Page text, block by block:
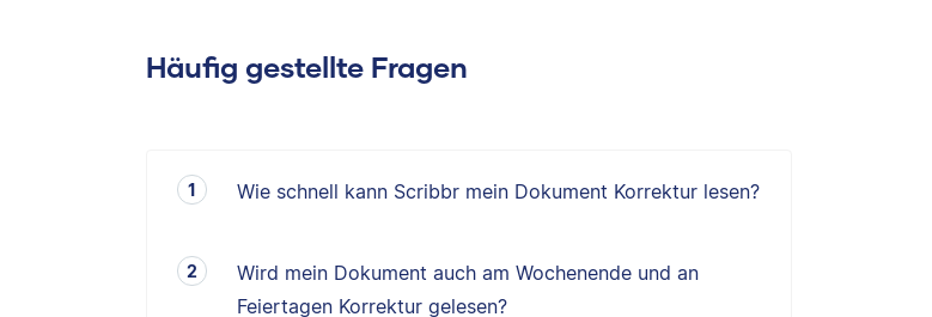
Häufig gestellte Fragen
Wie schnell kann Scribbr mein Dokument Korrektur lesen?
Wird mein Dokument auch am Wochenende und an
Feiertagen Korrektur gelesen?